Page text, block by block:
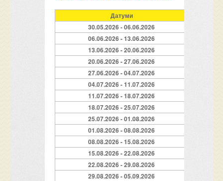
Датуми
30.05.2026 - 06.06.2026
06.06.2026 - 13.06.2026
13.06.2026 - 20.06.2026
20.06.2026 - 27.06.2026
27.06.2026 - 04.07.2026
04.07.2026 - 11.07.2026
11.07.2026 - 18.07.2026
18.07.2026 - 25.07.2026
25.07.2026 - 01.08.2026
01.08.2026 - 08.08.2026
08.08.2026 - 15.08.2026
15.08.2026 - 22.08.2026
22.08.2026 - 29.08.2026
29.08.2026 - 05.09.2026